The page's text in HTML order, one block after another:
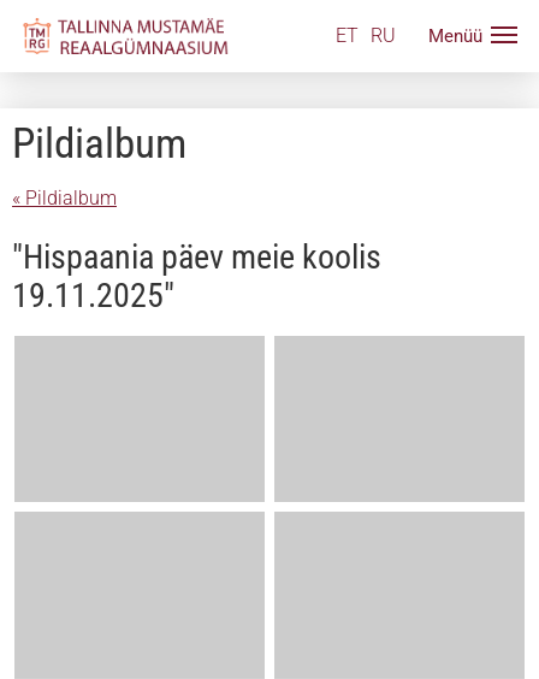
ET RU
Pildialbum
« Pildialbum
"Hispaania päev meie koolis
19.11.2025"